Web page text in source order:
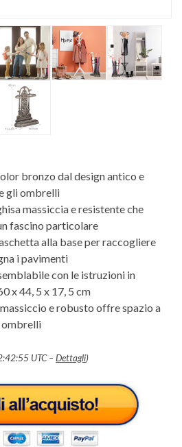
bronzo dal design antico e
gli ombrelli
massiccia e resistente che
fascino particolare
alla base per raccogliere
i pavimenti
con le istruzioni in
x 44, 5 x 17, 5 cm
e robusto offre spazio a
ombrelli
UTC – Dettagli)